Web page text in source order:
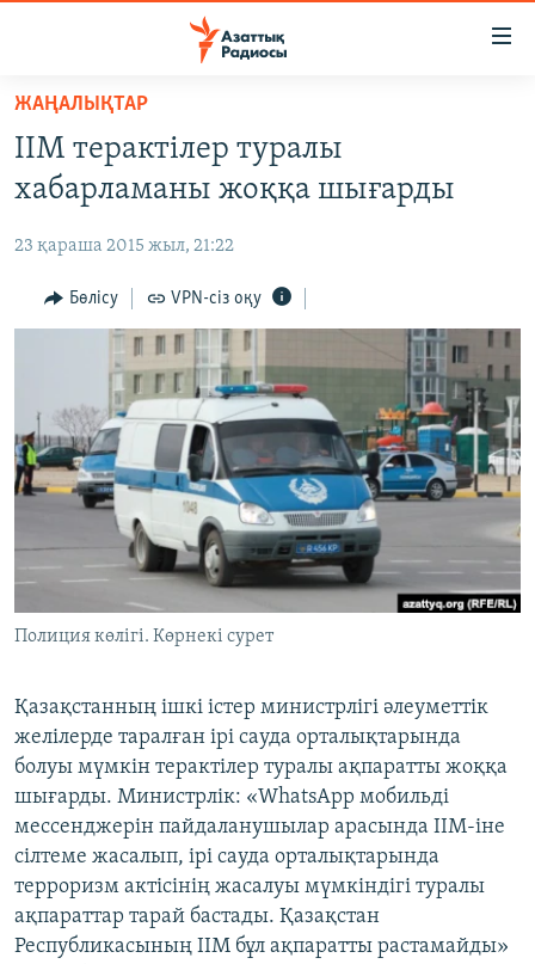
Skip
main
content
to
Navigation
Skip
САЯСАТ
AZATTYQTV
ҚАҢТАР ОҚИҒАСЫ
АДАМ ҚҰҚЫҚТАРЫ
АРНАЙЫ ЖОБАЛАР
Русский
ЖАЗЫЛЫҢЫЗ
ЖАҢАЛЫҚТАР
ІІМ терактілер туралы
хабарламаны жоққа шығарды
23 қараша 2015 жыл, 21:22
Бөлісу VPN-сіз оқу
Полиция көлігі. Көрнекі сурет
Қазақстанның ішкі істер министрлігі әлеуметтік
желілерде таралған ірі сауда орталықтарында
болуы мүмкін терактілер туралы ақпаратты жоққа
шығарды. Министрлік: «WhatsApp мобильді
мессенджерін пайдаланушылар арасында ІІМ-іне
сілтеме жасалып, ірі сауда орталықтарында
терроризм актісінің жасалуы мүмкіндігі туралы
ақпараттар тарай бастады. Қазақстан
Республикасының ІІМ бұл ақпаратты растамайды»